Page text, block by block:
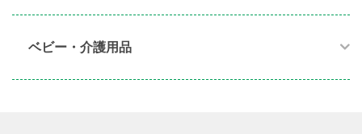
ベビー・介護用品​